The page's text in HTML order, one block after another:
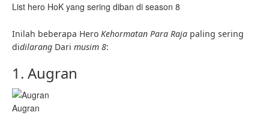
List hero HoK yang sering diban di season 8
Inilah beberapa Hero Kehormatan Para Raja paling sering
didilarang Dari musim 8:
1. Augran
Augran